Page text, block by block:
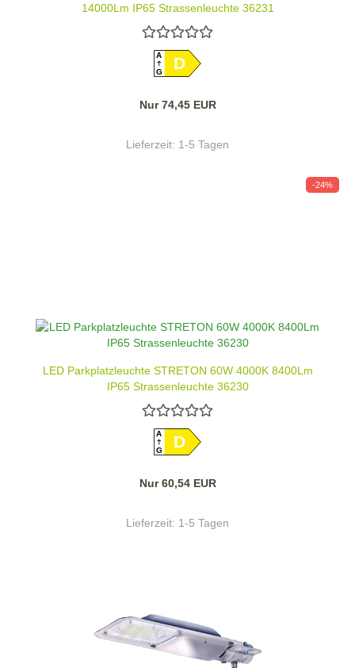
14000Lm IP65 Strassenleuchte 36231
A
GD
Nur 74,45 EUR
Lieferzeit: 1-5 Tagen
-24%
LED Parkplatzleuchte STRETON 60W 4000K 8400Lm
IP65 Strassenleuchte 36230
A
GD
Nur 60,54 EUR
Lieferzeit: 1-5 Tagen